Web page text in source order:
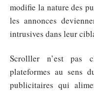
modifie la nature des
les annonces
intrusives dans leur
Scrolller n’est pas
plateformes au sens
publicitaires qui